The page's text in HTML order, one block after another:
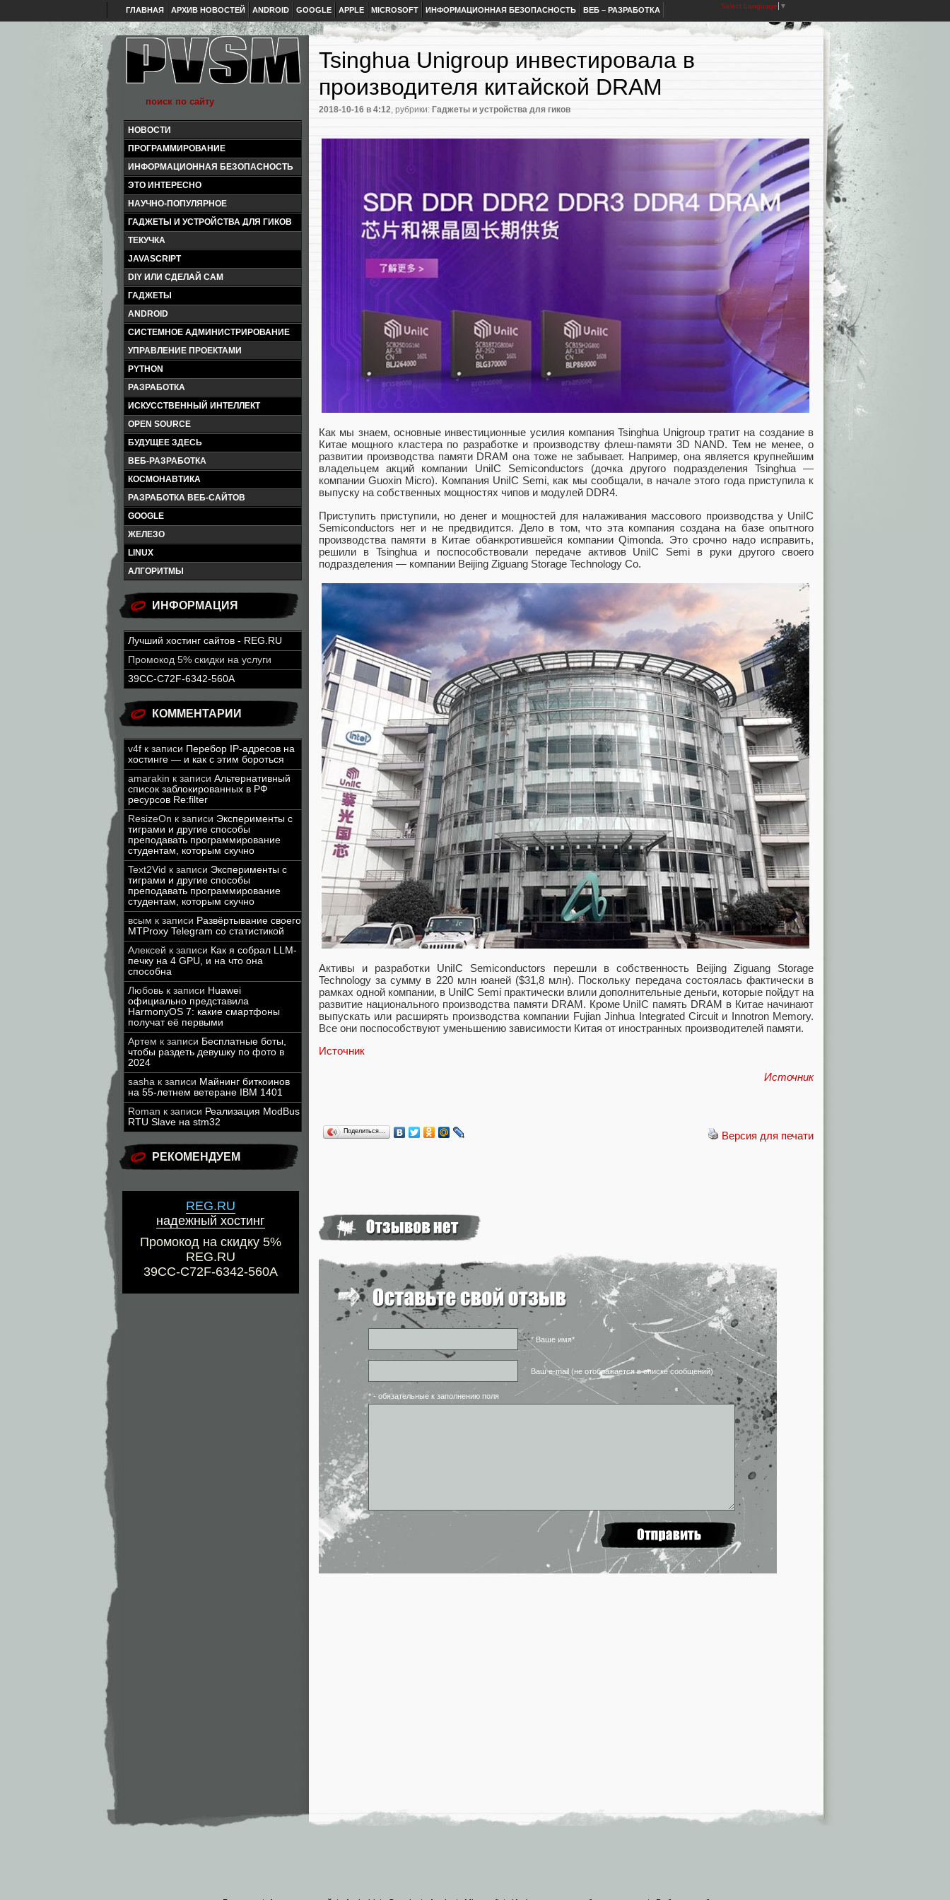
ГЛАВНАЯ АРХИВ НОВОСТЕЙ ANDROID GOOGLE APPLE MICROSOFT ИНФОРМАЦИОННАЯ БЕЗОПАСНОСТЬ ВЕБ – РАЗРАБОТКА Select Language ▼
НОВОСТИ
ПРОГРАММИРОВАНИЕ
ИНФОРМАЦИОННАЯ БЕЗОПАСНОСТЬ
ЭТО ИНТЕРЕСНО
НАУЧНО-ПОПУЛЯРНОЕ
ГАДЖЕТЫ И УСТРОЙСТВА ДЛЯ ГИКОВ
ТЕКУЧКА
JAVASCRIPT
DIY ИЛИ СДЕЛАЙ САМ
ГАДЖЕТЫ
ANDROID
СИСТЕМНОЕ АДМИНИСТРИРОВАНИЕ
УПРАВЛЕНИЕ ПРОЕКТАМИ
PYTHON
РАЗРАБОТКА
ИСКУССТВЕННЫЙ ИНТЕЛЛЕКТ
OPEN SOURCE
БУДУЩЕЕ ЗДЕСЬ
ВЕБ-РАЗРАБОТКА
КОСМОНАВТИКА
РАЗРАБОТКА ВЕБ-САЙТОВ
GOOGLE
ЖЕЛЕЗО
LINUX
АЛГОРИТМЫ
ИНФОРМАЦИЯ
Лучший хостинг сайтов - REG.RU
Промокод 5% скидки на услуги
39CC-C72F-6342-560A
КОММЕНТАРИИ
v4f к записи Перебор IP-адресов на
хостинге — и как с этим бороться
amarakin к записи Альтернативный
список заблокированных в РФ
ресурсов Re:filter
ResizeOn к записи Эксперименты с
тиграми и другие способы
преподавать программирование
студентам, которым скучно
Text2Vid к записи Эксперименты с
тиграми и другие способы
преподавать программирование
студентам, которым скучно
всым к записи Развёртывание своего
MTProxy Telegram со статистикой
Алексей к записи Как я собрал LLM-
печку на 4 GPU, и на что она
способна
Любовь к записи Huawei
официально представила
HarmonyOS 7: какие смартфоны
получат её первыми
Артем к записи Бесплатные боты,
чтобы раздеть девушку по фото в
2024
sasha к записи Майнинг биткоинов
на 55-летнем ветеране IBM 1401
Roman к записи Реализация ModBus
RTU Slave на stm32
РЕКОМЕНДУЕМ
REG.RU
надежный хостинг
Промокод на скидку 5%
REG.RU
39CC-C72F-6342-560A
Tsinghua Unigroup инвестировала в
производителя китайской DRAM
2018-10-16 в 4:12, рубрики: Гаджеты и устройства для гиков
Как мы знаем, основные инвестиционные усилия компания Tsinghua Unigroup тратит на создание в
Китае мощного кластера по разработке и производству флеш-памяти 3D NAND. Тем не менее, о
развитии производства памяти DRAM она тоже не забывает. Например, она является крупнейшим
владельцем акций компании UniIC Semiconductors (дочка другого подразделения Tsinghua —
компании Guoxin Micro). Компания UniIC Semi, как мы сообщали, в начале этого года приступила к
выпуску на собственных мощностях чипов и модулей DDR4.
Приступить приступили, но денег и мощностей для налаживания массового производства у UniIC
Semiconductors нет и не предвидится. Дело в том, что эта компания создана на базе опытного
производства памяти в Китае обанкротившейся компании Qimonda. Это срочно надо исправить,
решили в Tsinghua и поспособствовали передаче активов UniIC Semi в руки другого своего
подразделения — компании Beijing Ziguang Storage Technology Co.
Активы и разработки UniIC Semiconductors перешли в собственность Beijing Ziguang Storage
Technology за сумму в 220 млн юаней ($31,8 млн). Поскольку передача состоялась фактически в
рамках одной компании, в UniIC Semi практически влили дополнительные деньги, которые пойдут на
развитие национального производства памяти DRAM. Кроме UniIC память DRAM в Китае начинают
выпускать или расширять производства компании Fujian Jinhua Integrated Circuit и Innotron Memory.
Все они поспособствуют уменьшению зависимости Китая от иностранных производителей памяти.
Источник
Источник
Версия для печати
Поделиться…
* Ваше имя*
Ваш e-mail (не отображается в списке сообщений)
* - обязательные к заполнению поля